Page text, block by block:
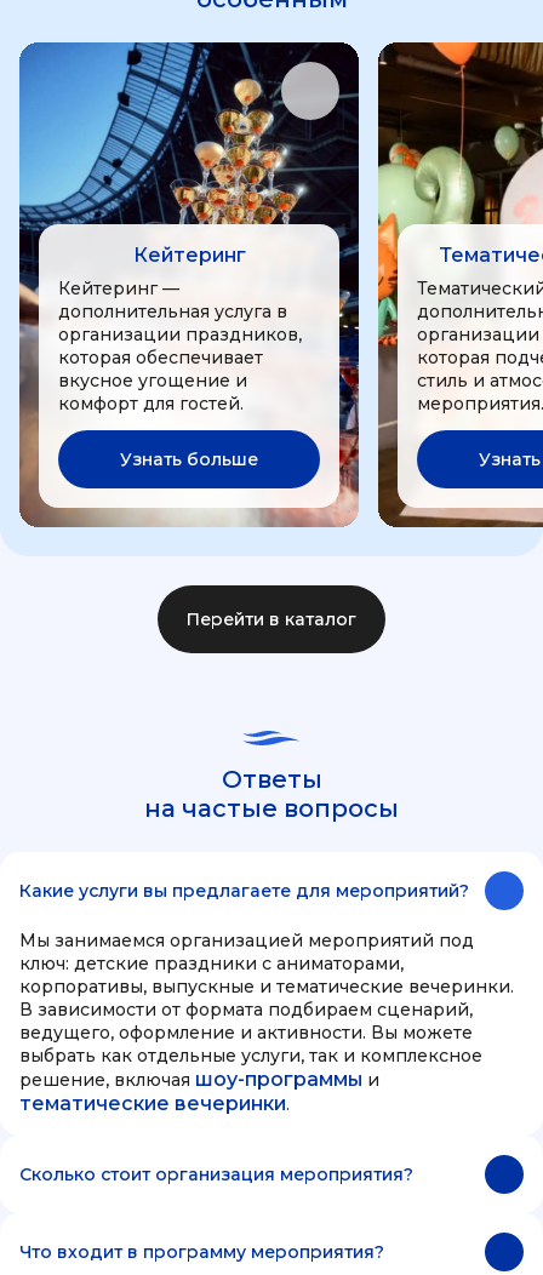
Кейтеринг
Кейтеринг —
дополнительная услуга в
организации праздников,
которая обеспечивает
вкусное угощение и
комфорт для гостей.
Узнать больше
которая
стиль и
мероприятия.
Перейти в каталог
Ответы
на частые вопросы
Какие услуги вы предлагаете для мероприятий?
Мы занимаемся организацией мероприятий под
ключ: детские праздники с аниматорами,
корпоративы, выпускные и тематические вечеринки.
В зависимости от формата подбираем сценарий,
ведущего, оформление и активности. Вы можете
выбрать как отдельные услуги, так и комплексное
решение, включая шоу-программы и
тематические вечеринки.
Сколько стоит организация мероприятия?
Что входит в программу мероприятия?